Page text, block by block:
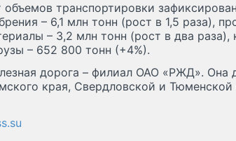
транспортировки
– 6,1 млн тонн (рост в 1,5 раза),
– 3,2 млн тонн (рост в два раза),
– 652 800 тонн (+4%).
дорога – филиал ОАО «РЖД». Она
края, Свердловской и